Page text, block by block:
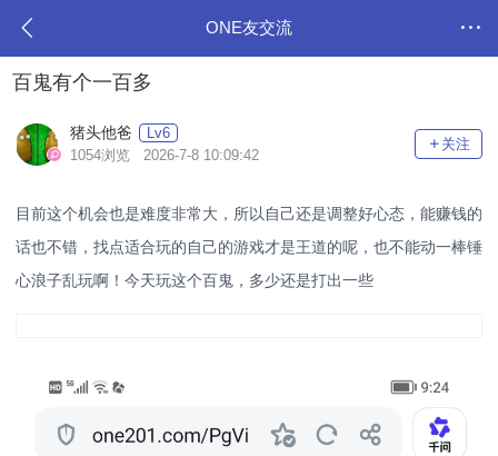
ONE友交流
百鬼有个一百多
猪头他爸
Lv6
1054浏览 2026-7-8 10:09:42
关注
目前这个机会也是难度非常大，所以自己还是调整好心态，能赚钱的
话也不错，找点适合玩的自己的游戏才是王道的呢，也不能动一棒锤
心浪子乱玩啊！今天玩这个百鬼，多少还是打出一些